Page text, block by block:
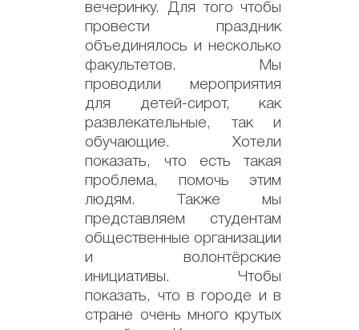
вечеринку. Для того чтобы
провести праздник
объединялось и несколько
факультетов. Мы
проводили мероприятия
для детей-сирот, как
развлекательные, так и
обучающие. Хотели
показать, что есть такая
проблема, помочь этим
людям. Также мы
представляем студентам
общественные организации
и волонтёрские
инициативы. Чтобы
показать, что в городе и в
стране очень много крутых